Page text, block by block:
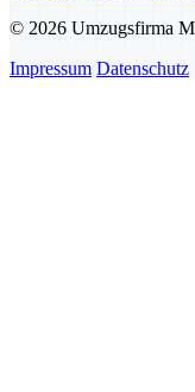
© 2026 Umzugsfirma
Impressum Datenschutz